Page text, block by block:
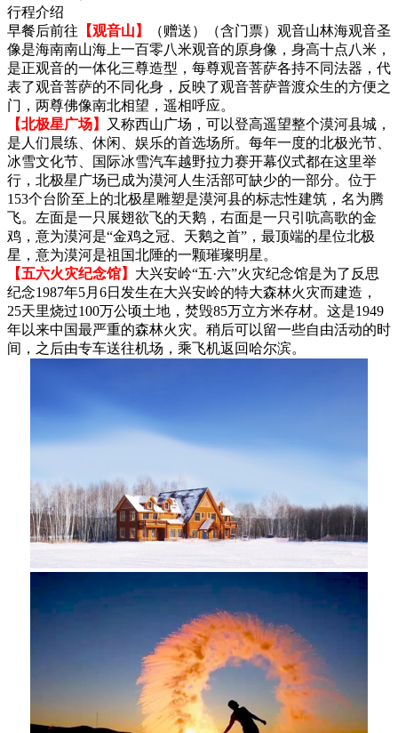
行程介绍
早餐后前往 【观音山】
（赠送）（含门票）观音山林海观音圣
像是海南南山海上一百零八米观音的原身像，身高十点八米，
是正观音的一体化三尊造型，每尊观音菩萨各持不同法器，代
表了观音菩萨的不同化身，反映了观音菩萨普渡众生的方便之
门，两尊佛像南北相望，遥相呼应。
【北极星广场】
又称西山广场，可以登高遥望整个漠河县城，
是人们晨练、休闲、娱乐的首选场所。每年一度的北极光节、
冰雪文化节、国际冰雪汽车越野拉力赛开幕仪式都在这里举
行，北极星广场已成为漠河人生活部可缺少的一部分。位于
153个台阶至上的北极星雕塑是漠河县的标志性建筑，名为腾
飞。左面是一只展翅欲飞的天鹅，右面是一只引吭高歌的金
鸡，意为漠河是“金鸡之冠、天鹅之首”，最顶端的星位北极
星，意为漠河是祖国北陲的一颗璀璨明星。
【五六火灾纪念馆】 大兴安岭“五·六”火灾纪念馆是为了反思
纪念1987年5月6日发生在大兴安岭的特大森林火灾而建造，
25天里烧过100万公顷土地，焚毁85万立方米存材。这是1949
年以来中国最严重的森林火灾。稍后可以留一些自由活动的时
间，之后由专车送往机场，乘飞机返回哈尔滨。